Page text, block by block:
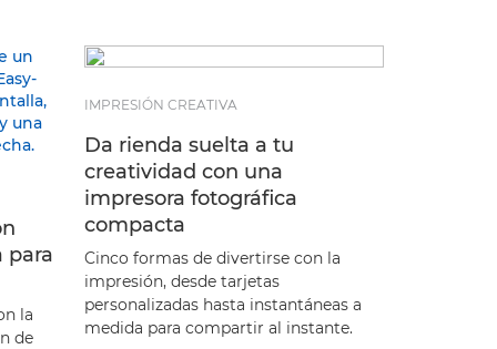
para
la
de
IMPRESIÓN CREATIVA
Da rienda suelta a tu
creatividad con una
impresora fotográfica
compacta
Cinco formas de divertirse con la
impresión, desde tarjetas
personalizadas hasta instantáneas a
medida para compartir al instante.